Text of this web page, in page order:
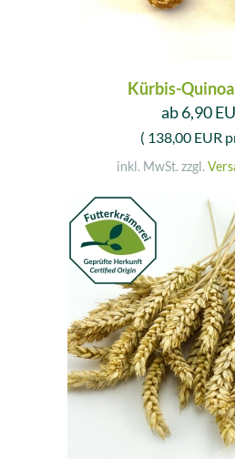
Kürbis-
ab 6,90
( 138,00 EUR
inkl. MwSt. zzgl.